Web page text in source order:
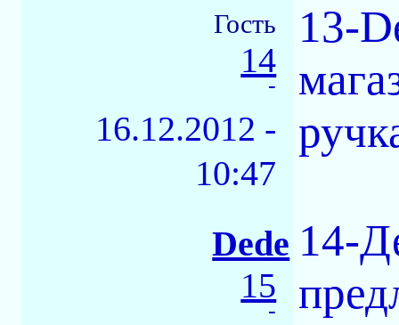
Гость
14
-
16.12.2012 -
10:47
13-
Dede
15
-
14-